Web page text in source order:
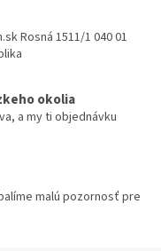
Rosná 1511/1 040 01
okolia
a my ti objednávku
malú pozornosť pre